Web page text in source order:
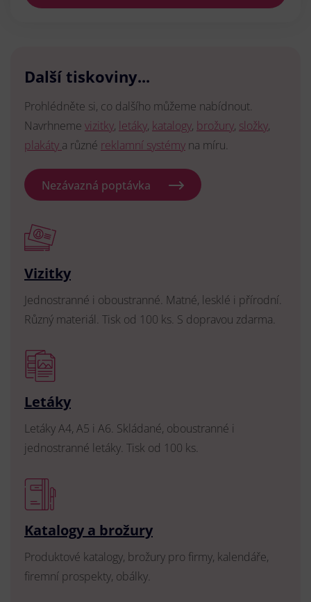
Další tiskoviny...
Prohlédněte si, co dalšího můžeme nabídnout.
Navrhneme vizitky, letáky, katalogy, brožury, složky,
plakáty a různé reklamní systémy na míru.
Nezávazná poptávka
Vizitky
Jednostranné i oboustranné. Matné, lesklé i přírodní.
Různý materiál. Tisk od 100 ks. S dopravou zdarma.
Letáky
Letáky A4, A5 i A6. Skládané, oboustranné i
jednostranné letáky. Tisk od 100 ks.
Katalogy a brožury
Produktové katalogy, brožury pro firmy, kalendáře,
firemní prospekty, obálky.